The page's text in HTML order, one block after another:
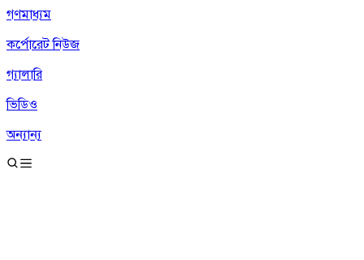
গণমাধ্যম
কর্পোরেট নিউজ
গ্যালারি
ভিডিও
অন্যান্য